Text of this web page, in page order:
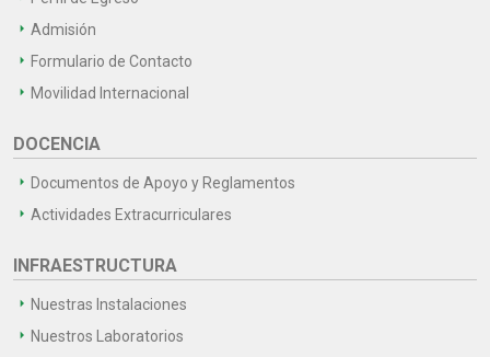
Admisión
Formulario de Contacto
Movilidad Internacional
DOCENCIA
Documentos de Apoyo y Reglamentos
Actividades Extracurriculares
INFRAESTRUCTURA
Nuestras Instalaciones
Nuestros Laboratorios